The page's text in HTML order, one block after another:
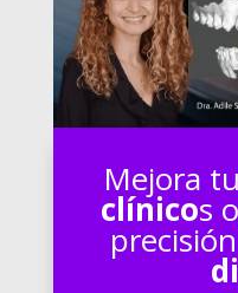
Mejora
clínicos